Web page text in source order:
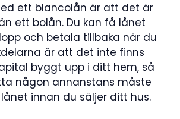
ett blancolån är att det är
ett bolån. Du kan få lånet
och betala tillbaka när du
är att det inte finns
byggt upp i ditt hem, så
någon annanstans måste
innan du säljer ditt hus.